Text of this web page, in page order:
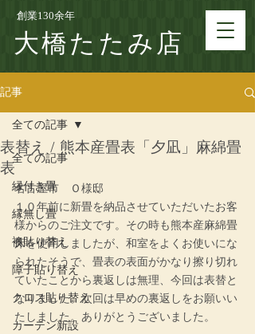
創業130余年
大橋たたみ店
記事
全ての記事
縁付き畳
縁無し畳
襖貼り替え
障子貼り替え
クロス貼り替え
カーテン新設
全ての記事
表替え / 熊本産畳表「夕凪」麻綿畳
表
名古屋市　Ｏ様邸
１０年前に新畳を納品させていただいたお客
様からのご注文です。その時も熊本産麻綿畳
床を使用しましたが、和室をよくお使いにな
られたそうで、畳表の表面がかなり擦り切れ
ていたことから裏返しは無理、今回は表替と
なりました。次回は早めの裏返しをお願いい
たしました。ありがとうございました。